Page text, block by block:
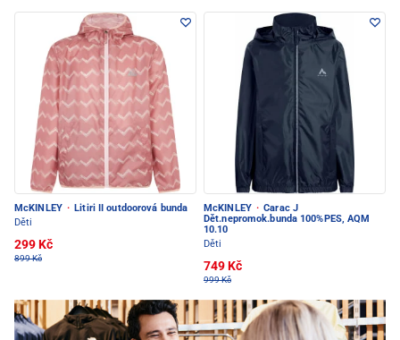
McKINLEY · Litiri II outdoorová bunda
Děti
299 Kč
899 Kč
McKINLEY · Carac J
Dět.nepromok.bunda 100%PES, AQM
10.10
Děti
749 Kč
999 Kč